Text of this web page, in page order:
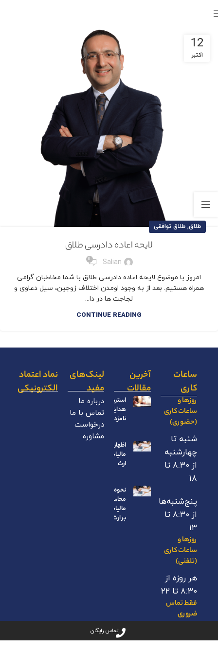
12
اکتبر
طلاق, طلاق توافقی
لایحه اعاده دادرسی طلاق
Salian
0
امروز با موضوع لایحه اعاده دادرسی طلاق با شما مخاطبان گرامی
همراه هستیم. بعد از به وجود اومدن اختلاف زوجین، سیل دعاوی و
لجاجت ها در دا...
CONTINUE READING
ساعات
کاری
روزها و
ساعات کاری
(حضوری)
شنبه تا
چهارشنبه
از ۸:۳۰ تا
۱۸
پنج‌شنبه‌ها
از ۸:۳۰ تا
۱۳
روزها و
ساعات کاری
(تلفنی)
هر روزه از
۸:۳۰ تا ۲۲
فقط تماس
ضروری
- ۰۹۱۲
آخرین
مقالات
استرداد
هدایای
نامزدی
اظهارنامه
مالیات بر
ارث
نحوه
محاسبه
مالیات
بر ارث
لینک‌های
مفید
درباره ما
تماس با ما
درخواست
مشاوره
نماد اعتماد
الکترونیکی
تماس رایگان